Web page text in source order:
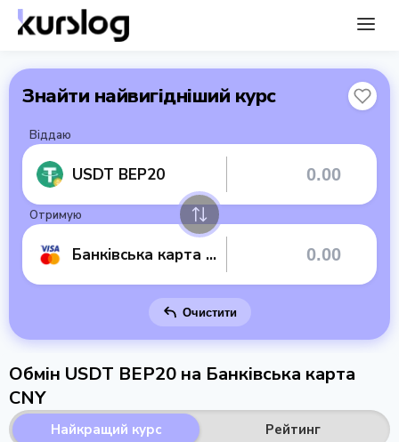
Знайти найвигідніший курс
Віддаю
USDT BEP20
Отримую
Банківська карта CNY
Очистити
Обмін USDT BEP20 на Банківська карта
CNY
Найкращий курс Рейтинг